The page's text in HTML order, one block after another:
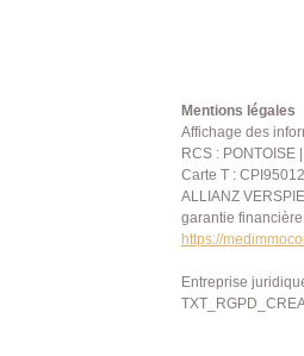
Mentions légales
Affichage des
RCS : PONTOISE
Carte T :
ALLIANZ
garantie
https://
Entreprise